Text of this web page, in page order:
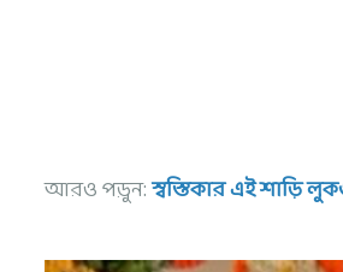
আরও পড়ুন:স্বস্তিকার এই শাড়ি